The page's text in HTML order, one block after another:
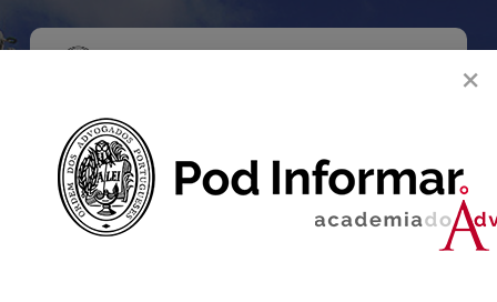
to
main
Menu
Academia do Advogado
Acórdãos do Supremo Tribunal de Justiça
×